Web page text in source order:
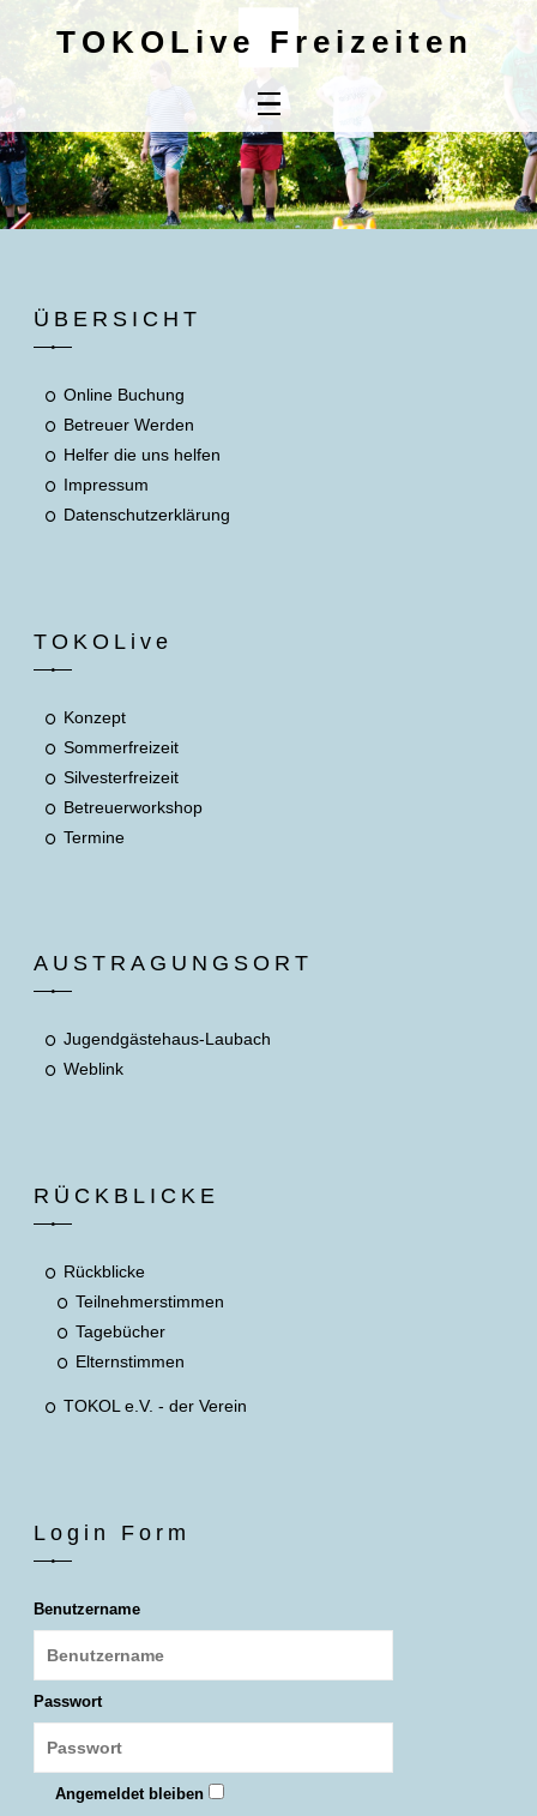
Home
Buchung
Kontaktdaten
TOKOLive Freizeiten
ÜBERSICHT
Online Buchung
Betreuer Werden
Helfer die uns helfen
Impressum
Datenschutzerklärung
TOKOLive
Konzept
Sommerfreizeit
Silvesterfreizeit
Betreuerworkshop
Termine
AUSTRAGUNGSORT
Jugendgästehaus-Laubach
Weblink
RÜCKBLICKE
Rückblicke
Teilnehmerstimmen
Tagebücher
Elternstimmen
TOKOL e.V. - der Verein
Login Form
Benutzername
Passwort
Angemeldet bleiben